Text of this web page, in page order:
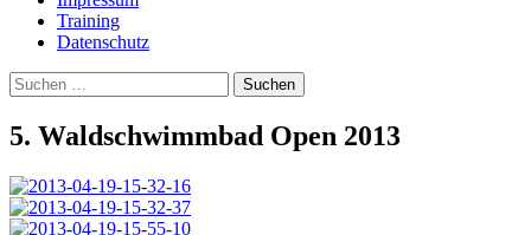
Training
Datenschutz
Suchen
nach:
5. Waldschwimmbad Open 2013